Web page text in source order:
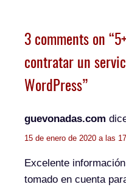
3 comments on
contratar un
WordPress”
guevonadas.com
15 de enero de 2020 a las
Excelente
tomado en cuenta